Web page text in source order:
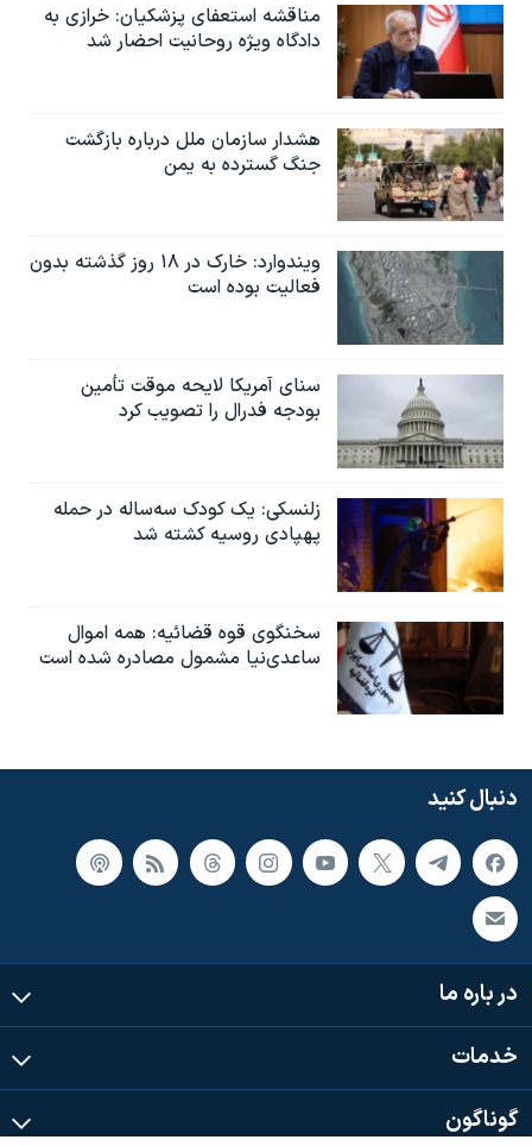
اعتراضات مردمی آبان ۹۸
اسرائیل در جنگ
نرگس محمدی برنده جایزه نوبل صلح
همایش محافظه‌کاران آمریکا «سی‌پک»
صفحه‌های ویژه
سفر پرزیدنت ترامپ به چین
مناقشه استعفای پزشکیان: خرازی به
دادگاه ویژه روحانیت احضار شد
هشدار سازمان ملل درباره بازگشت
جنگ گسترده به یمن
ویندوارد: خارک در ۱۸ روز گذشته بدون
فعالیت بوده است
سنای آمریکا لایحه موقت تأمین
بودجه فدرال را تصویب کرد
زلنسکی: یک کودک سه‌ساله در حمله
پهپادی روسیه کشته شد
سخنگوی قوه قضائیه: همه اموال
ساعدی‌نیا مشمول مصادره شده است
دنبال کنید
در باره ما
خدمات
گوناگون